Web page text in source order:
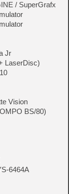
/ SuperGrafx
Jr
LaserDisc)
Vision
BS/80)
6464A